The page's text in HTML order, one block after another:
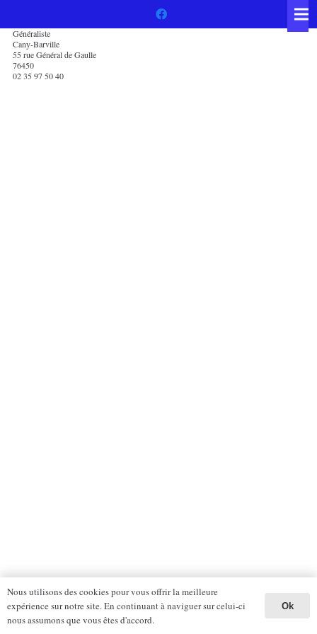
Généraliste
Cany-Barville
55 rue Général de Gaulle
76450
02 35 97 50 40
Nous utilisons des cookies pour vous offrir la meilleure
expérience sur notre site. En continuant à naviguer sur celui-ci
nous assumons que vous êtes d'accord.
Ok